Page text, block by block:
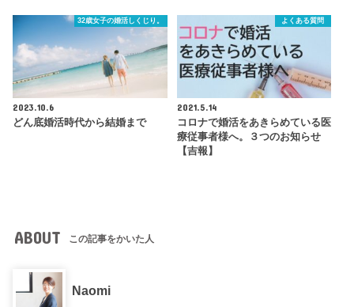
32歳女子の婚活しくじり。
2023.10.6
どん底婚活時代から結婚まで
よくある質問
2021.5.14
コロナで婚活をあきらめている医
療従事者様へ。３つのお知らせ
【吉報】
ABOUT この記事をかいた人
Naomi